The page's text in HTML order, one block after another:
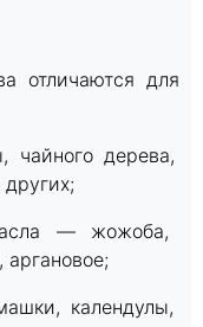
отличаются для
дерева,
— жожоба,
аргановое;
календулы,